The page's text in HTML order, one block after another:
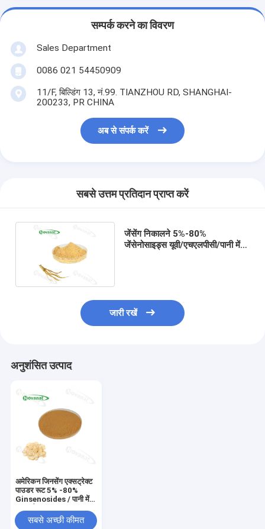
सम्पर्क करने का विवरण
Sales Department
0086 021 54450909
11/F, बिल्डिंग 13, नं.99. TIANZHOU RD, SHANGHAI-
200233, PR CHINA
अब से संपर्क करें
सबसे उत्तम प्रतिदान प्राप्त करें
जेंसेंग निकालने 5%-80%
जेंसेनोसाइड्स यूवी/एचएलपीसी/पानी में
जारी रखें
अनुशंसित उत्पाद
अमेरिकन जिनसेंग एक्सट्रेक्ट
पाउडर रूट 5% -80%
Ginsenosides / पानी में
सबसे अच्छी कीमत